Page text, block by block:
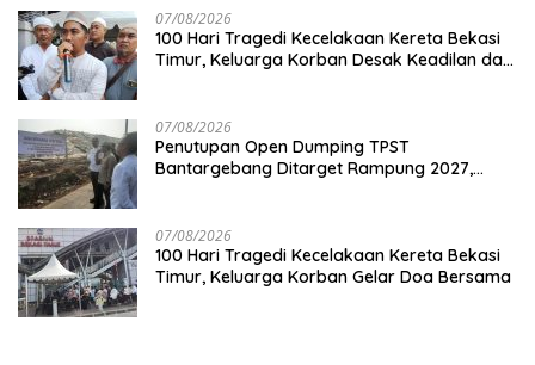
07/08/2026
100 Hari Tragedi Kecelakaan Kereta Bekasi
Timur, Keluarga Korban Desak Keadilan dan
07/08/2026
Penutupan Open Dumping TPST
Bantargebang Ditarget Rampung 2027,
07/08/2026
100 Hari Tragedi Kecelakaan Kereta Bekasi
Timur, Keluarga Korban Gelar Doa Bersama